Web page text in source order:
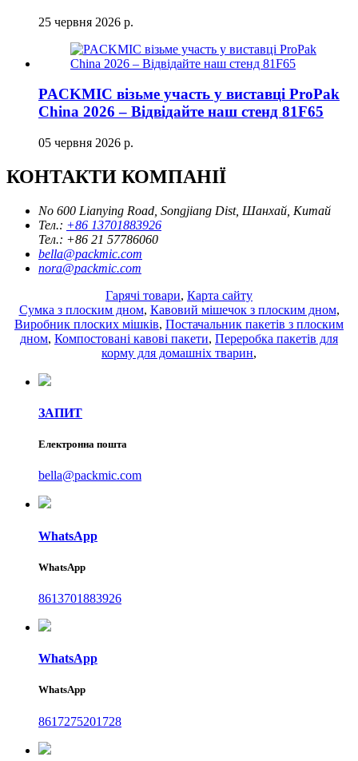
25 червня 2026 р.
PACKMIC візьме участь у виставці ProPak
China 2026 – Відвідайте наш стенд 81F65
05 червня 2026 р.
КОНТАКТИ КОМПАНІЇ
No 600 Lianying Road, Songjiang Dist, Шанхай, Китай
Тел.: +86 13701883926
Тел.: +86 21 57786060
bella@packmic.com
nora@packmic.com
Гарячі товари, Карта сайту
Сумка з плоским дном, Кавовий мішечок з плоским дном,
Виробник плоских мішків, Постачальник пакетів з плоским
дном, Компостовані кавові пакети, Переробка пакетів для
корму для домашніх тварин,
ЗАПИТ
Електронна пошта
bella@packmic.com
WhatsApp
WhatsApp
8613701883926
WhatsApp
WhatsApp
8617275201728